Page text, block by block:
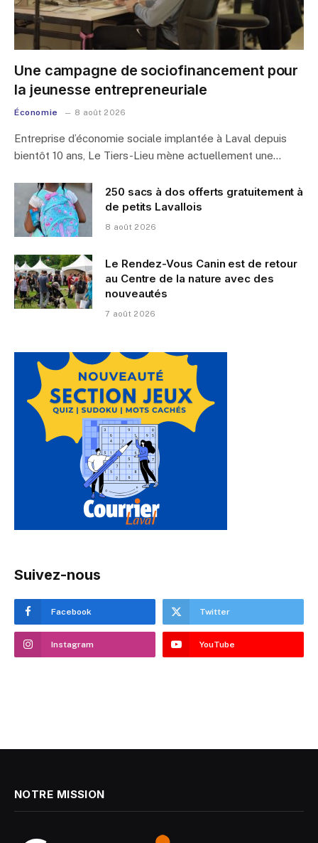
Une campagne de sociofinancement pour
la jeunesse entrepreneuriale
Économie 8 août 2026
Entreprise d’économie sociale implantée à Laval depuis
bientôt 10 ans, Le Tiers-Lieu mène actuellement une…
250 sacs à dos offerts gratuitement à
de petits Lavallois
8 août 2026
Le Rendez-Vous Canin est de retour
au Centre de la nature avec des
nouveautés
7 août 2026
Suivez-nous
Facebook Twitter
Instagram YouTube
NOTRE MISSION